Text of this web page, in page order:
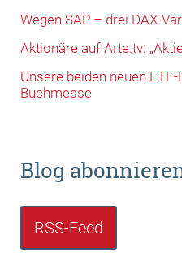
Wegen SAP – drei DAX-
Aktionäre auf Arte.tv:
Unsere beiden neuen
Buchmesse
Blog
RSS-Feed